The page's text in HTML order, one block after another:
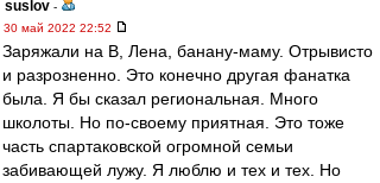
suslov -
30 май 2022 22:52
Заряжали на В, Лена, банану-маму. Отрывисто
и разрозненно. Это конечно другая фанатка
была. Я бы сказал региональная. Много
школоты. Но по-своему приятная. Это тоже
часть спартаковской огромной семьи
забивающей лужу. Я люблю и тех и тех. Но